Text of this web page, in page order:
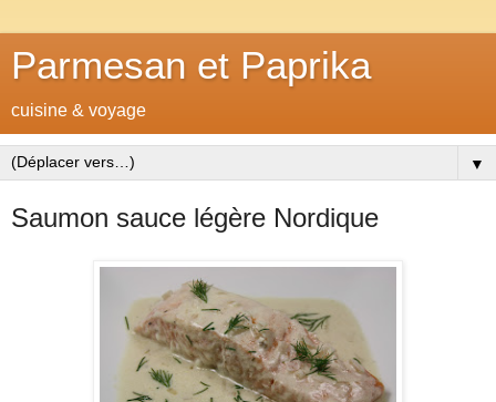
Parmesan et Paprika
cuisine & voyage
▼
Saumon sauce légère Nordique